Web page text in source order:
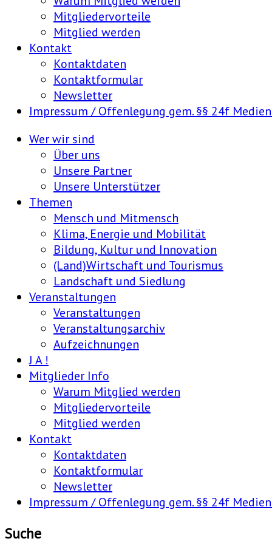
Mitgliedervorteile
Mitglied werden
Kontakt
Kontaktdaten
Kontaktformular
Newsletter
Impressum / Offenlegung gem. §§ 24f
Wer wir sind
Über uns
Unsere Partner
Unsere Unterstützer
Themen
Mensch und Mitmensch
Klima, Energie und Mobilität
Bildung, Kultur und Innovation
(Land)Wirtschaft und Tourismus
Landschaft und Siedlung
Veranstaltungen
Veranstaltungen
Veranstaltungsarchiv
Aufzeichnungen
J A !
Mitglieder Info
Warum Mitglied werden
Mitgliedervorteile
Mitglied werden
Kontakt
Kontaktdaten
Kontaktformular
Newsletter
Impressum / Offenlegung gem. §§ 24f
Suche